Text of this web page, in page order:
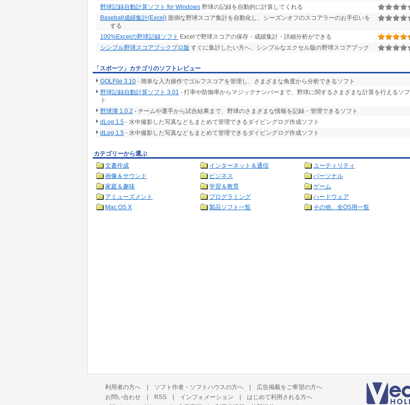
野球記録自動計算ソフト for Windows 野球の記録を自動的に計算してくれる
Baseball成績集計(Excel) 面倒な野球スコア集計を自動化し、シーズンオフのスコアラーのお手伝いを
する
100%Excelの野球記録ソフト Excelで野球スコアの保存・成績集計・詳細分析ができる
シンプル野球スコアブックプロ版 すぐに集計したい方へ、シンプルなエクセル版の野球スコアブック
「スポーツ」カテゴリのソフトレビュー
GOLFile 3.10 - 簡単な入力操作でゴルフスコアを管理し、さまざまな角度から分析できるソフト
野球記録自動計算ソフト 3.01 - 打率や防御率からマジックナンバーまで、野球に関するさまざまな計算を行えるソフ
ト
野球簿 1.0.2 - チームや選手から試合結果まで、野球のさまざまな情報を記録・管理できるソフト
dLog 1.5 - 水中撮影した写真などもまとめて管理できるダイビングログ作成ソフト
dLog 1.5 - 水中撮影した写真などもまとめて管理できるダイビングログ作成ソフト
カテゴリーから選ぶ
文書作成
インターネット＆通信
ユーティリティ
画像＆サウンド
ビジネス
パーソナル
家庭＆趣味
学習＆教育
ゲーム
アミューズメント
プログラミング
ハードウェア
Mac OS X
製品ソフト一覧 その他、全OS用一覧
利用者の方へ | ソフト作者・ソフトハウスの方へ | 広告掲載をご希望の方へ
お問い合わせ | RSS | インフォメーション | はじめて利用される方へ